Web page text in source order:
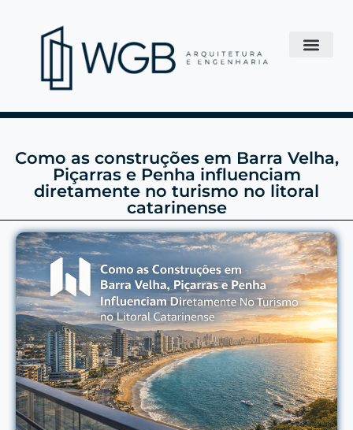
Como as construções em Barra Velha,
Piçarras e Penha influenciam
diretamente no turismo no litoral
catarinense